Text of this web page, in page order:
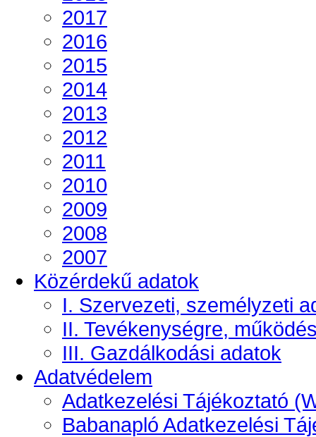
2017
2016
2015
2014
2013
2012
2011
2010
2009
2008
2007
Közérdekű adatok
I. Szervezeti, személyzeti
II. Tevékenységre,
III. Gazdálkodási adatok
Adatvédelem
Adatkezelési Tájékoztató
Babanapló Adatkezelési